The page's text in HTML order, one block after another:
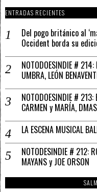
ENTRADAS RECIENTES
Del pogo británico al
Occident borda su
NOTODOESINDIE # 214:
UMBRA, LEÓN
NOTODOESINDIE # 213:
CARMEN y MARÍA,
LA ESCENA MUSICAL
NOTODESINDIE # 212:
MAYANS y JOE ORSON